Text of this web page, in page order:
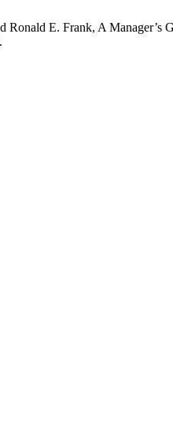
Ronald E. Frank, A